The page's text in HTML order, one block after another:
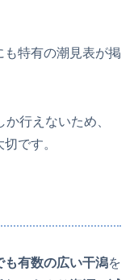
も特有の潮見表が掲
行えないため、
です。
も有数の広い干潟を